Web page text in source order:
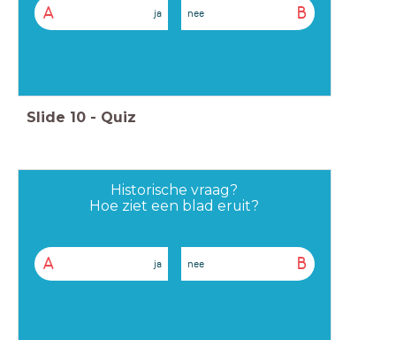
A ja B
nee
Slide 10 - Quiz
Historische vraag?
Hoe ziet een blad eruit?
A ja B
nee